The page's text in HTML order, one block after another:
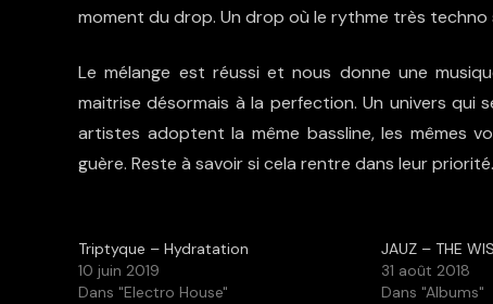
moment du drop. Un drop où le rythme très techno
Le mélange est réussi et nous donne une
maitrise désormais à la perfection. Un univers
artistes adoptent la même bassline, les mêmes
guère. Reste à savoir si cela rentre dans leur priorité.
Triptyque – Hydratation
10 juin 2019
Dans "Electro House"
JAUZ – THE
31 août 2018
Dans "Albums"